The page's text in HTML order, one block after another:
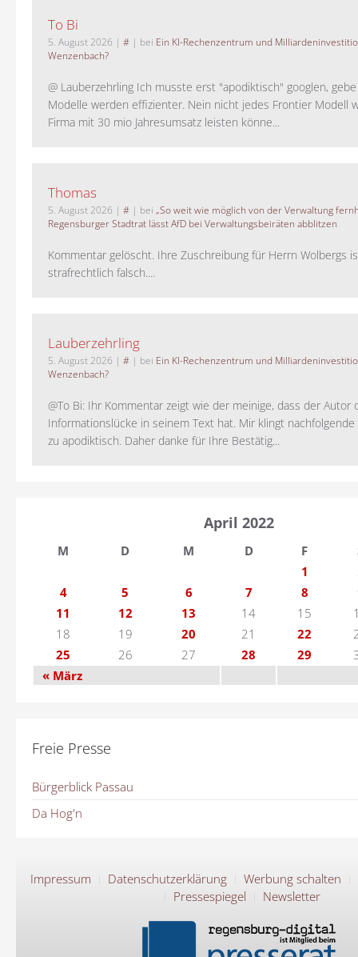
To Bi
5. August 2026 | # | bei Ein KI-Rechenzentrum und
Wenzenbach?
@ Lauberzehrling Ich musste erst "apodiktisch" googlen, gebe
Modelle werden effizienter. Nein nicht jedes Frontier Modell
Firma mit 30 mio Jahresumsatz leisten könne...
Thomas
5. August 2026 | # | bei „So weit wie möglich von der Verwaltung
Regensburger Stadtrat lässt AfD bei Verwaltungsbeiräten abblitzen
Kommentar gelöscht. Ihre Zuschreibung für Herrn Wolbergs
strafrechtlich falsch....
Lauberzehrling
5. August 2026 | # | bei Ein KI-Rechenzentrum und
Wenzenbach?
@To Bi: Ihr Kommentar zeigt wie der meinige, dass der Autor
Informationslücke in seinem Text hat. Mir klingt
zu apodiktisch. Daher danke für Ihre Bestätig...
April 2022
M D M D F
1
4
5 6 7 8
11
12 13 14 15
18
19 20 21 22
25
26 27 28 29
« März
Freie Presse
Bürgerblick Passau
Da Hog'n
Impressum Datenschutzerklärung
Werbung schalten
Pressespiegel
Newsletter